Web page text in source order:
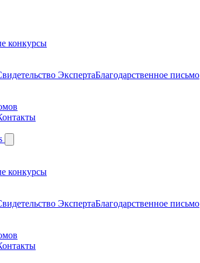
конкурсы
ЭкспертаБлагодарcтвенное письмо
конкурсы
ЭкспертаБлагодарcтвенное письмо